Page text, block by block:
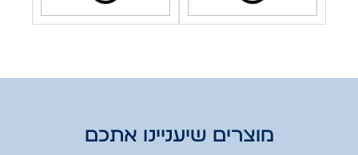
מוצרים שיעניינו אתכם